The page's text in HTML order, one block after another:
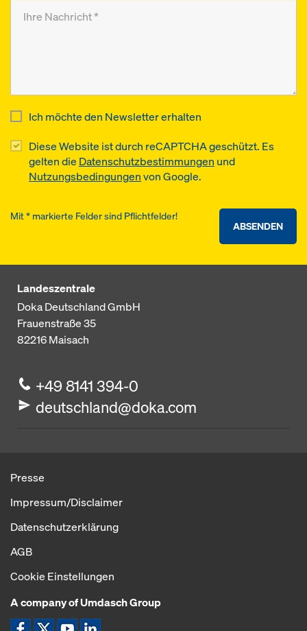
Ich möchte den Newsletter erhalten
Diese Website ist durch reCAPTCHA geschützt. Es
gelten die Datenschutzbestimmungen und
Nutzungsbedingungenvon Google.
ABSENDEN
Mit * markierte Felder sind Pflichtfelder!
Landeszentrale
Doka Deutschland GmbH
Frauenstraße 35
82216Maisach
+49 8141 394-0
deutschland@doka.com
Presse
Impressum/Disclaimer
Datenschutzerklärung
AGB
Cookie Einstellungen
A company of Umdasch Group
Icon Facebook
Icon XIcon YouTube
Icon LinkeIn